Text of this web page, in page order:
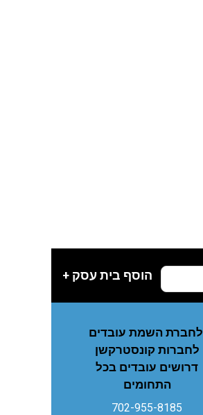
הוסף בית עסק +
לחברת השמת עובדים
לחברות קונסטרקשן
דרושים עובדים בכל
התחומים
702-955-8185